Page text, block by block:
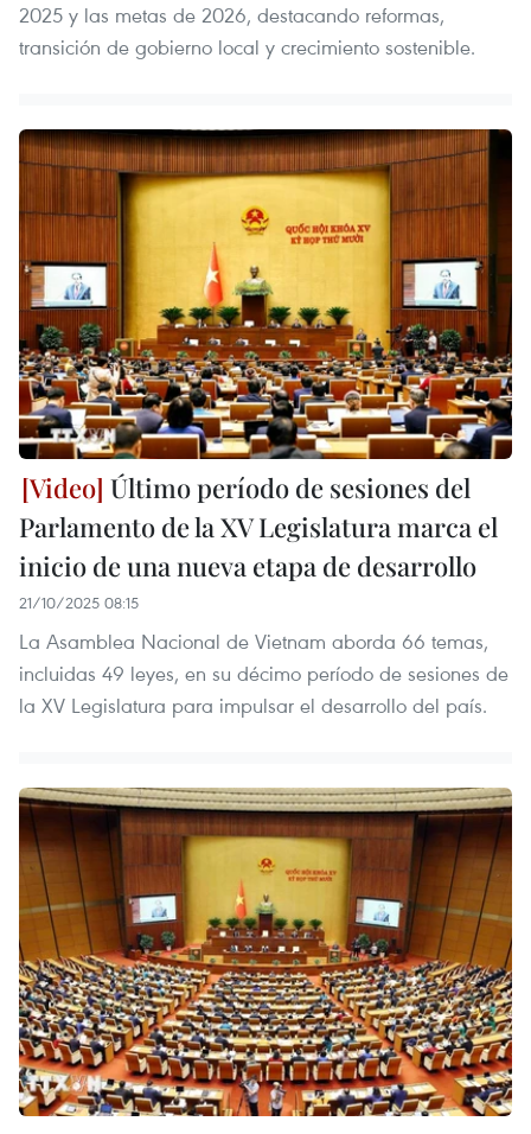
2025 y las metas de 2026, destacando reformas,
transición de gobierno local y crecimiento sostenible.
Último período de sesiones del
Parlamento de la XV Legislatura marca el
inicio de una nueva etapa de desarrollo
21/10/2025 08:15
La Asamblea Nacional de Vietnam aborda 66 temas,
incluidas 49 leyes, en su décimo período de sesiones de
la XV Legislatura para impulsar el desarrollo del país.